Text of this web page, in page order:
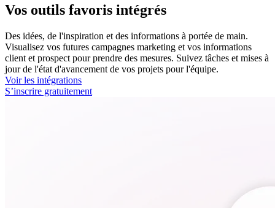
Vos outils favoris intégrés
Des idées, de l'inspiration et des informations à portée de main.
Visualisez vos futures campagnes marketing et vos informations
client et prospect pour prendre des mesures. Suivez tâches et mises à
jour de l'état d'avancement de vos projets pour l'équipe.
Voir les intégrations
S’inscrire gratuitement